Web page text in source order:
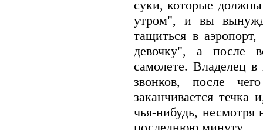
суки, которые
утром", и вы
тащиться в
девочку", а после
самолете. Владелец
звонков, после
заканчивается
чья-нибудь,